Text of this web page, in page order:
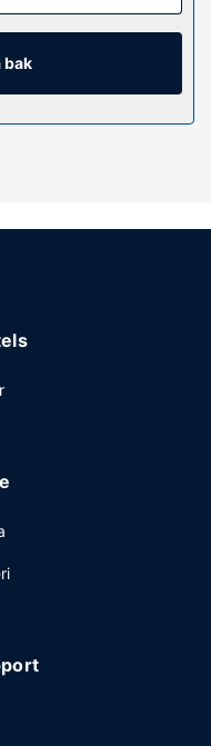
ücretsiz
makinesi vardır.
fırın gibi
hizmet verir.
bak